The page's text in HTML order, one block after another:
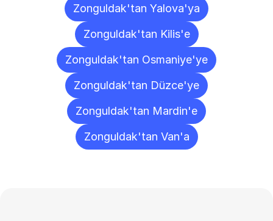
Zonguldak'tan Yalova'ya
Zonguldak'tan Kilis'e
Zonguldak'tan Osmaniye'ye
Zonguldak'tan Düzce'ye
Zonguldak'tan Mardin'e
Zonguldak'tan Van'a